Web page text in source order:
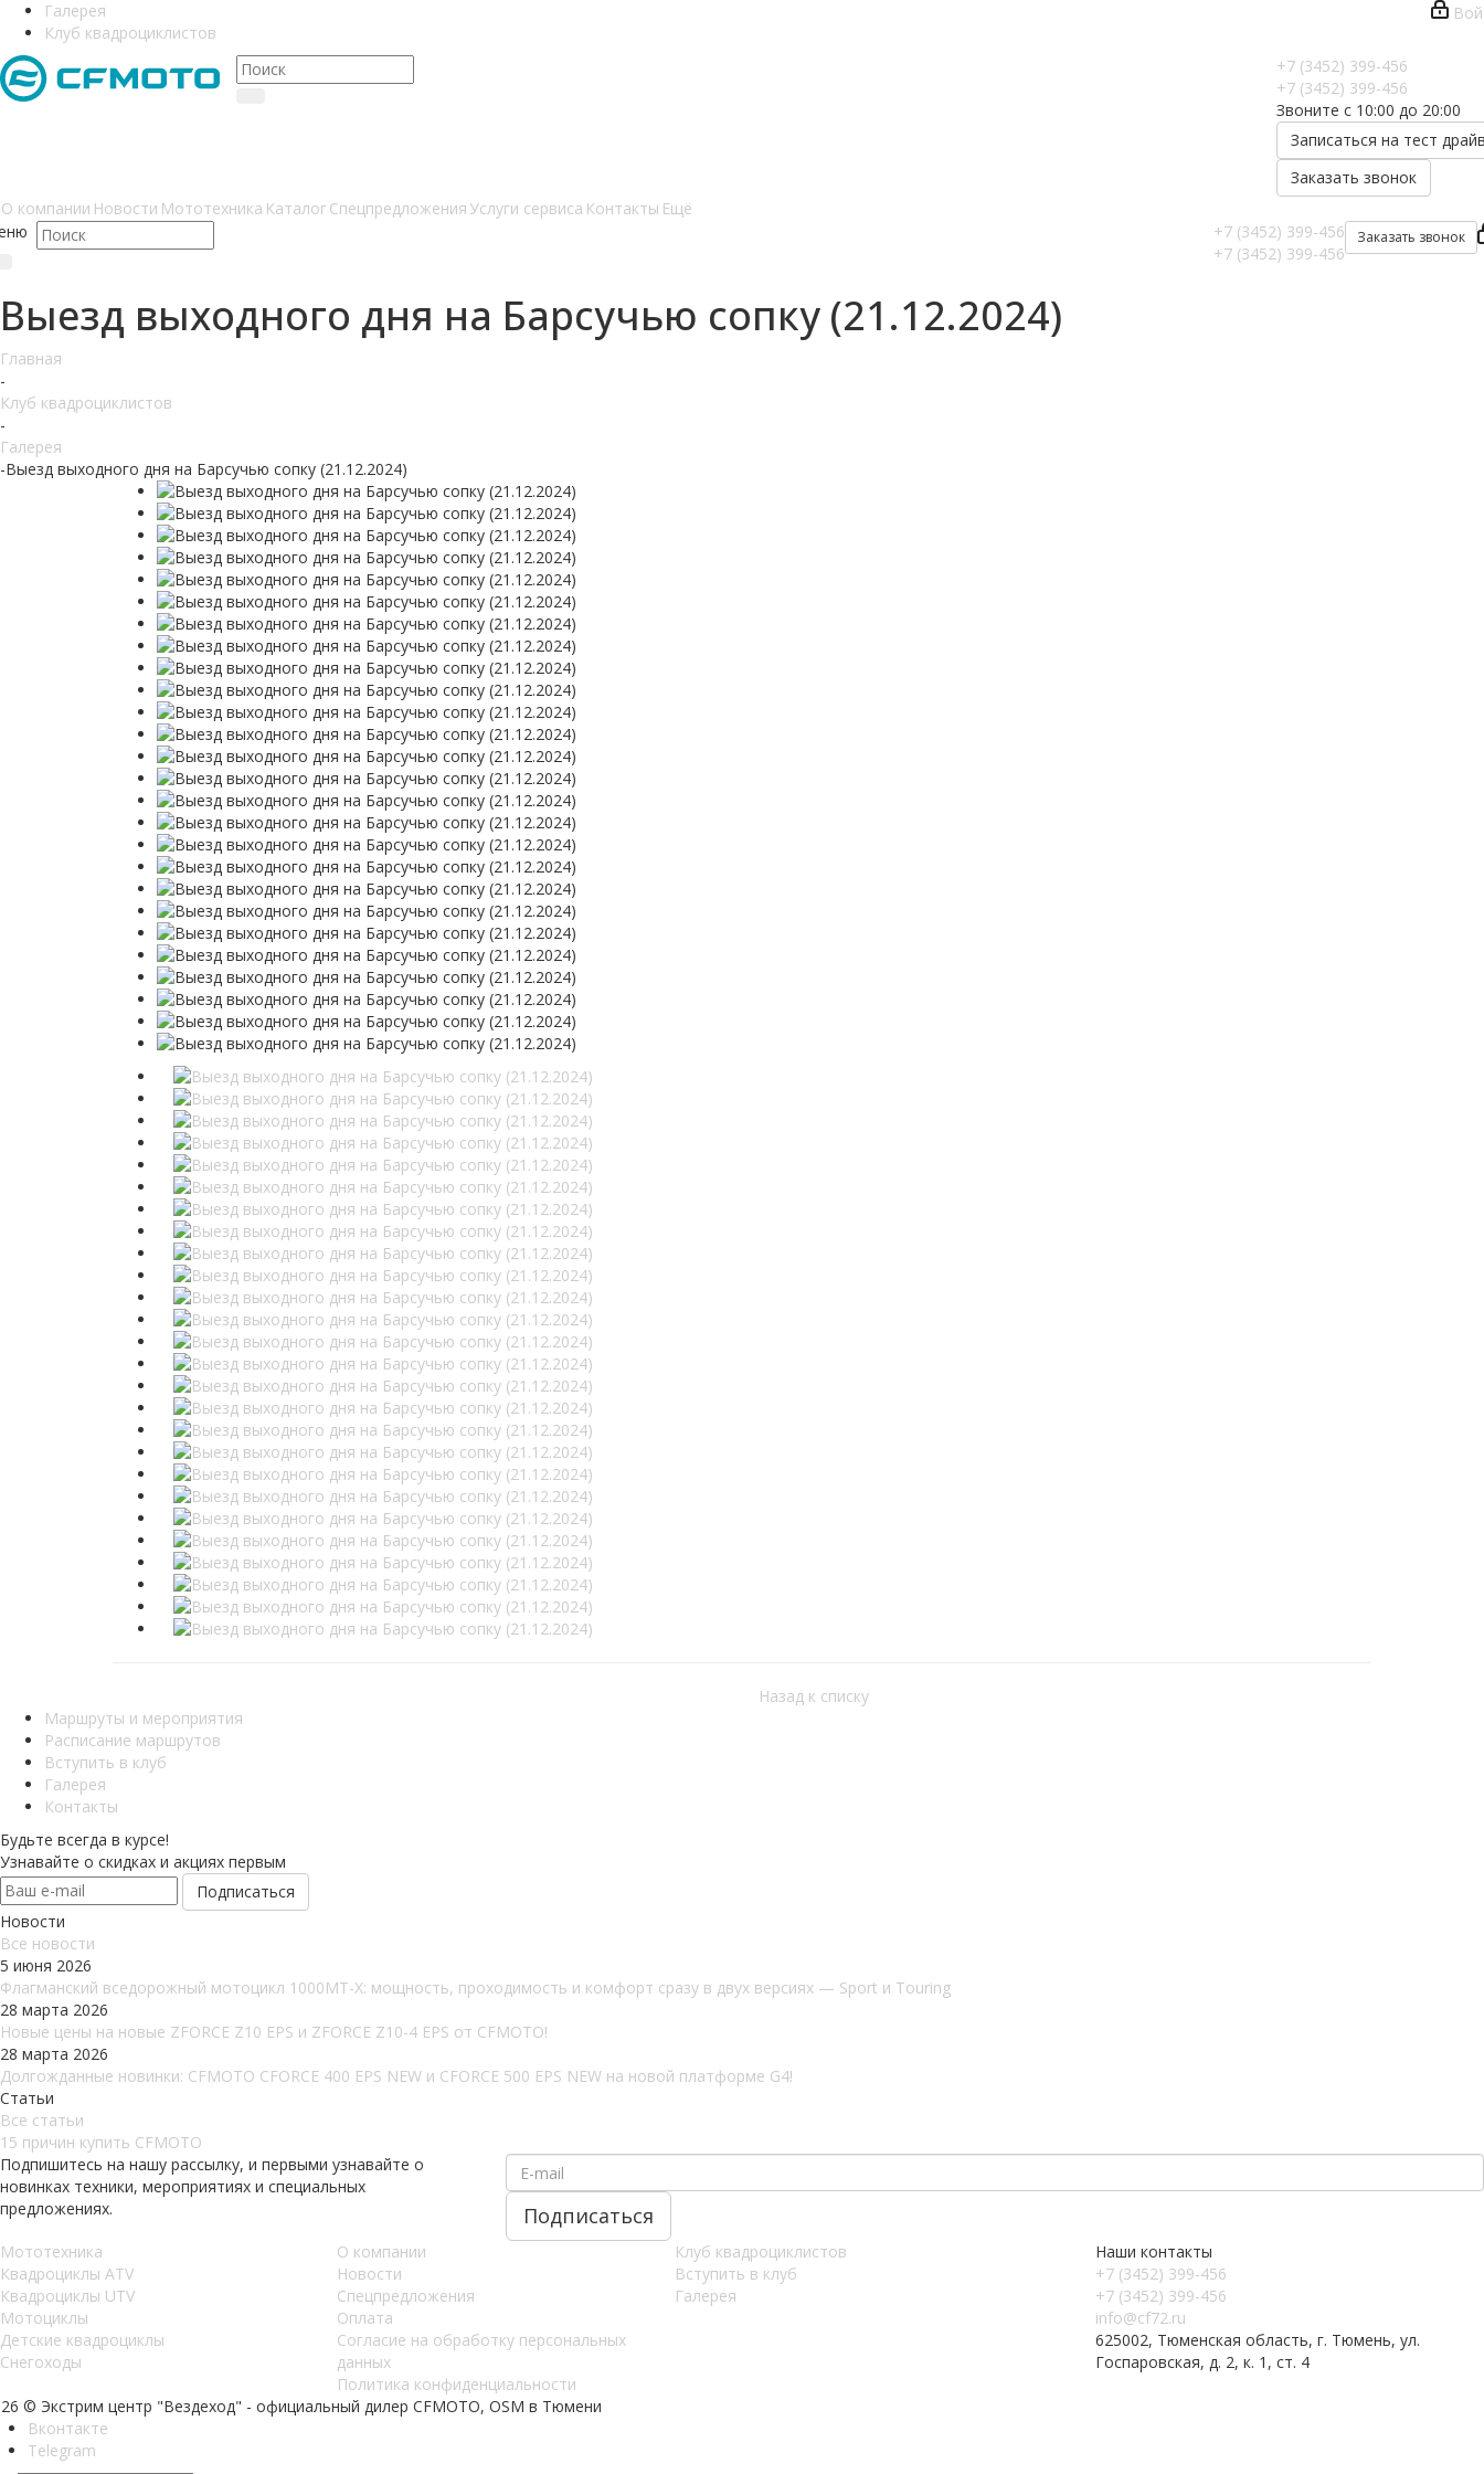
Галерея
Клуб квадроциклистов
+7 (3452) 399-456
+7 (3452) 399-456
Звоните с 10:00 до 20:00
Записаться на тест
Заказать звонок
О компании Новости Мототехника Каталог Спецпредложения Услуги сервиса Контакты Ещё
Заказать звонок
+7 (3452) 399-456
+7 (3452) 399-456
Выезд выходного дня на Барсучью сопку (21.12.2024)
Главная
-
Клуб квадроциклистов
-
Галерея
-Выезд выходного дня на Барсучью сопку (21.12.2024)
Назад к списку
Маршруты и мероприятия
Расписание маршрутов
Вступить в клуб
Галерея
Контакты
Будьте всегда в курсе!
Узнавайте о скидках и акциях первым
Новости
Все новости
5 июня 2026
Флагманский вседорожный мотоцикл 1000MT-X: мощность, проходимость и комфорт сразу в двух версиях — Sport и Touring
28 марта 2026
Новые цены на новые ZFORCE Z10 EPS и ZFORCE Z10-4 EPS от CFMOTO!
28 марта 2026
Долгожданные новинки: CFMOTO CFORCE 400 EPS NEW и CFORCE 500 EPS NEW на новой платформе G4!
Статьи
Все статьи
15 причин купить CFMOTO
Подпишитесь на нашу рассылку, и первыми узнавайте о
новинках техники, мероприятиях и специальных
предложениях.
Мототехника
Квадроциклы ATV
Квадроциклы UTV
Мотоциклы
Детские квадроциклы
Снегоходы
О компании
Новости
Спецпредложения
Оплата
Согласие на обработку персональных
данных
Политика конфиденциальности
Клуб квадроциклистов
Вступить в клуб
Галерея
Наши контакты
+7 (3452) 399-456
+7 (3452) 399-456
info@cf72.ru
625002, Тюменская область, г. Тюмень, ул.
Госпаровская, д. 2, к. 1, ст. 4
© Экстрим центр "Вездеход" - официальный дилер CFMOTO, OSM в Тюмени
Вконтакте
Telegram